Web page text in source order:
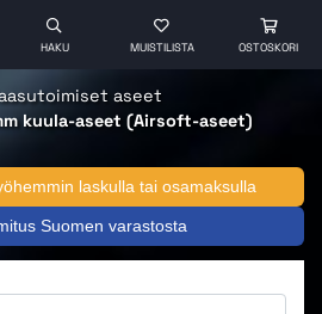
HAKU MUISTILISTA OSTOSKORI
aseet
kuula-aseet (Airsoft-aseet)
laskulla tai osamaksulla
Suomen varastosta